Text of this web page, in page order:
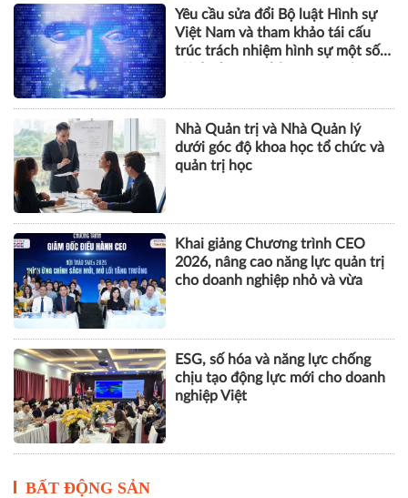
Yêu cầu sửa đổi Bộ luật Hình sự
Việt Nam và tham khảo tái cấu
trúc trách nhiệm hình sự một số
Nhà Quản trị và Nhà Quản lý
dưới góc độ khoa học tổ chức và
quản trị học
Khai giảng Chương trình CEO
2026, nâng cao năng lực quản trị
cho doanh nghiệp nhỏ và vừa
ESG, số hóa và năng lực chống
chịu tạo động lực mới cho doanh
nghiệp Việt
BẤT ĐỘNG SẢN